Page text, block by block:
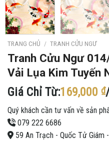
TRANG CHỦ / TRANH CỬU NGƯ
Tranh Cửu Ngư
Vải Lụa Kim Tuyến
Giá Chỉ Từ:169,000 ₫
Quý khách cần tư vấn về sản
079 222 6686
59 An Trạch - Quốc Tử Giám